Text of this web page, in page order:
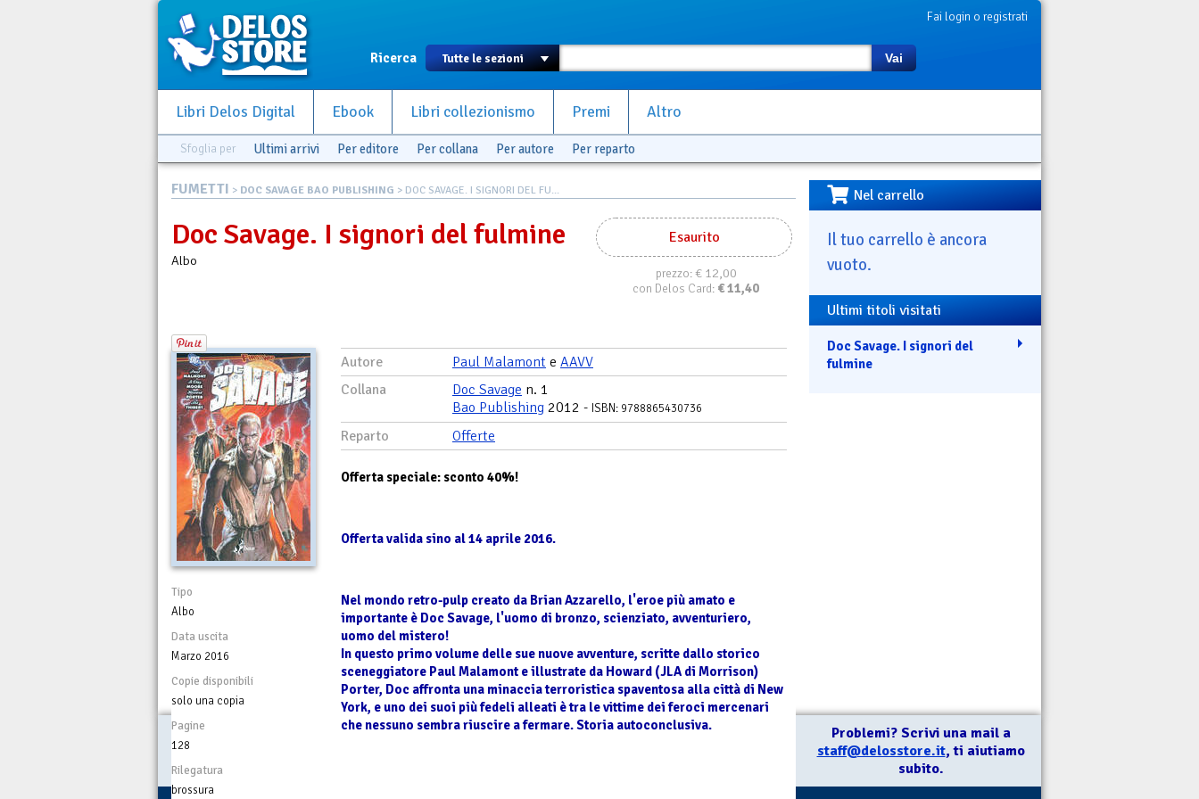
Fai login o registrati
Ricerca Vai
Libri Delos Digital Ebook Libri collezionismo Premi Altro
Sfoglia per Ultimi arrivi Per editore Per collana Per autore Per reparto
FUMETTI > DOC SAVAGE BAO PUBLISHING > DOC SAVAGE. I SIGNORI DEL FU...
Esaurito
prezzo:€ 12,00
con Delos Card: €11,40
Doc Savage. I signori del fulmine
Albo
Tipo
Albo
Data uscita
Marzo 2016
Copie disponibili
solo una copia
Pagine
128
Rilegatura
brossura
Autore Paul Malamont e AAVV
Collana
Doc Savage n. 1
Bao Publishing 2012 - ISBN: 9788865430736
Reparto Offerte
Offerta speciale: sconto 40%!
Offerta valida sino al 14 aprile 2016.
Nel mondo retro-pulp creato da Brian Azzarello, l'eroe più amato e
importante è Doc Savage, l'uomo di bronzo, scienziato, avventuriero,
uomo del mistero!
In questo primo volume delle sue nuove avventure, scritte dallo storico
sceneggiatore Paul Malamont e illustrate da Howard (JLA di Morrison)
Porter, Doc affronta una minaccia terroristica spaventosa alla città di New
York, e uno dei suoi più fedeli alleati è tra le vittime dei feroci mercenari
che nessuno sembra riuscire a fermare. Storia autoconclusiva.
Nel carrello
Il tuo carrello è ancora
vuoto.
Ultimi titoli visitati
Doc Savage. I signori del
fulmine
Problemi? Scrivi una mail a
staff@delosstore.it, ti aiutiamo
subito.